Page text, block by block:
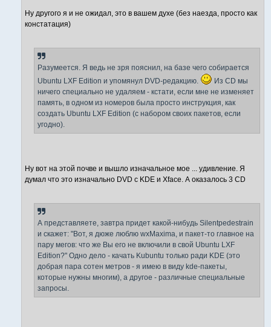
Ну другого я и не ожидал, это в вашем духе (без наезда, просто как
констатация)
Разумеется. Я ведь не зря пояснил, на базе чего собирается
Ubuntu LXF Edition и упомянул DVD-редакцию.
Из CD мы
ничего специально не удаляем - кстати, если мне не изменяет
память, в одном из номеров была просто инструкция, как
создать Ubuntu LXF Edition (с набором своих пакетов, если
угодно).
Ну вот на этой почве и вышло изначальное мое ... удивление. Я
думал что это изначально DVD с KDE и Xface. А оказалось 3 CD
А представляете, завтра придет какой-нибудь Silentpedestrain
и скажет: "Вот, я дюже люблю wxMaxima, и пакет-то главное на
пару мегов: что же Вы его не включили в свой Ubuntu LXF
Edition?" Одно дело - качать Kubuntu только ради KDE (это
добрая пара сотен метров - я имею в виду kde-пакеты,
которые нужны многим), а другое - различные специальные
запросы.